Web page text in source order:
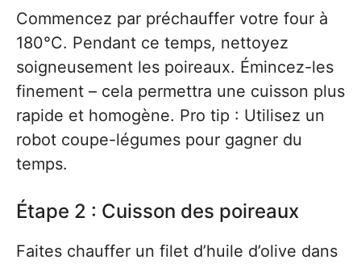
Commencez par préchauffer votre four à
180°C. Pendant ce temps, nettoyez
soigneusement les poireaux. Émincez-les
finement – cela permettra une cuisson plus
rapide et homogène. Pro tip : Utilisez un
robot coupe-légumes pour gagner du
temps.
Étape 2 : Cuisson des poireaux
Faites chauffer un filet d’huile d’olive dans